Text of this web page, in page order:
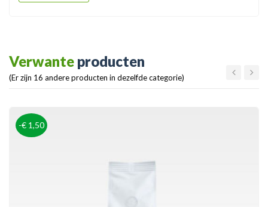
Verwante producten
(Er zijn 16 andere producten in dezelfde categorie)
-€ 1,50